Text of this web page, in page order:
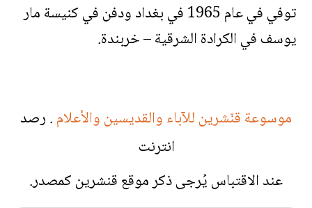
توفي في عام 1965 في بغداد ودفن في كنيسة مار
يوسف في الكرادة الشرقية – خربندة.
موسوعة قنّشرين للآباء والقديسين والأعلام. رصد
انترنت
عند الاقتباس يُرجى ذكر موقع قنشرين كمصدر.